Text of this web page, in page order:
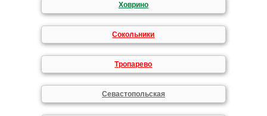
Ховрино
Сокольники
Тропарево
Севастопольская